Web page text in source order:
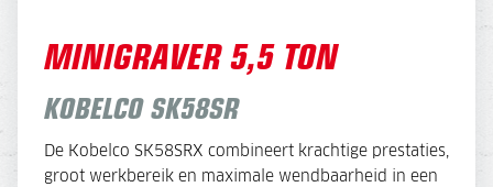
MINIGRAVER 5,5 TON
KOBELCO SK58SR
De Kobelco SK58SRX combineert krachtige prestaties,
groot werkbereik en maximale wendbaarheid in een